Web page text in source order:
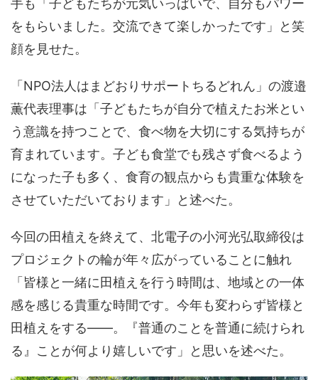
手も「子どもたちが元気いっぱいで、自分もパワー
をもらいました。交流できて楽しかったです」と笑
顔を見せた。
「NPO法人はまどおりサポートちるどれん」の渡邉
薫代表理事は「子どもたちが自分で植えたお米とい
う意識を持つことで、食べ物を大切にする気持ちが
育まれています。子ども食堂でも残さず食べるよう
になった子も多く、食育の観点からも貴重な体験を
させていただいております」と述べた。
今回の田植えを終えて、北電子の小河光弘取締役は
プロジェクトの輪が年々広がっていることに触れ
「皆様と一緒に田植えを行う時間は、地域との一体
感を感じる貴重な時間です。今年も変わらず皆様と
田植えをする――。『普通のことを普通に続けられ
る』ことが何より嬉しいです」と思いを述べた。